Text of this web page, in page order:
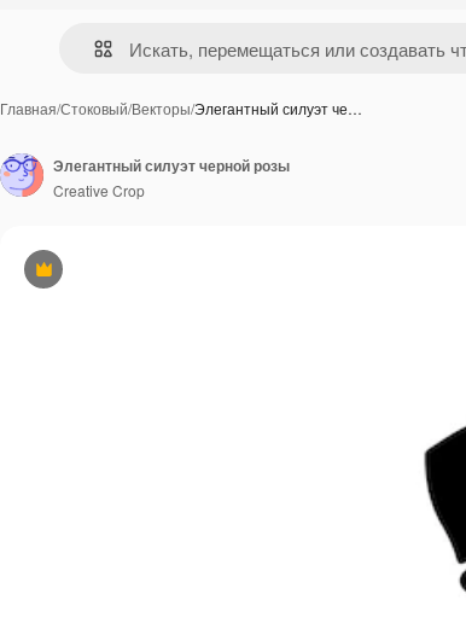
Главная/Стоковый/Векторы/Элегантный силуэт че…
Премиум
Элегантный силуэт черной розы
Creative Crop